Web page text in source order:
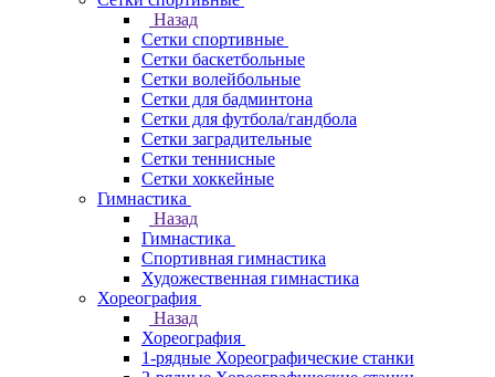
Назад
Сетки спортивные
Сетки баскетбольные
Сетки волейбольные
Сетки для бадминтона
Сетки для футбола/гандбола
Сетки заградительные
Сетки теннисные
Сетки хоккейные
Гимнастика
Назад
Гимнастика
Спортивная гимнастика
Художественная гимнастика
Хореография
Назад
Хореография
1-рядные Хореографические станки